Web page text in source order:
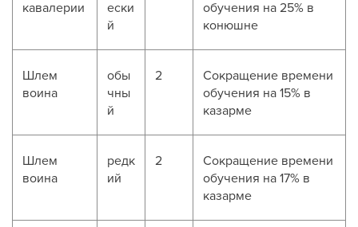
кавалерии
ески
й
обучения на 25% в
конюшне
Шлем
воина
обы
чны
й
2
Сокращение времени
обучения на 15% в
казарме
Шлем
воина
редк
ий
2
Сокращение времени
обучения на 17% в
казарме